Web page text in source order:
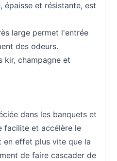
épaisse et résistante, est
large permet l'entrée
des odeurs.
kir, champagne et
dans les banquets et
facilite et accélère le
en effet plus vite que la
de faire cascader de